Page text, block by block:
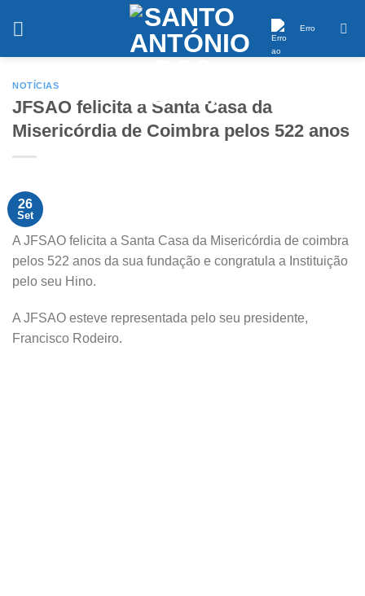
Erro
NOTÍCIAS
JFSAO felicita a Santa Casa da
Misericórdia de Coimbra pelos 522 anos
26
Set
A JFSAO felicita a Santa Casa da Misericórdia de coimbra
pelos 522 anos da sua fundação e congratula a Instituição
pelo seu Hino.
A JFSAO esteve representada pelo seu presidente,
Francisco Rodeiro.